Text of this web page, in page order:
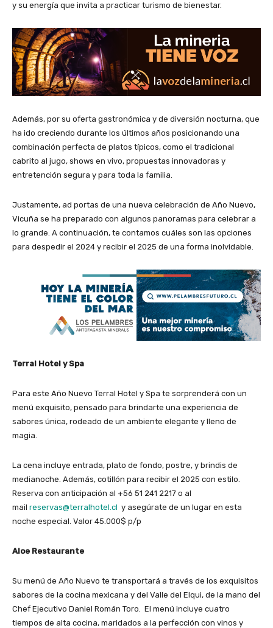
y su energía que invita a practicar turismo de bienestar.
Además, por su oferta gastronómica y de diversión nocturna, que
ha ido creciendo durante los últimos años posicionando una
combinación perfecta de platos típicos, como el tradicional
cabrito al jugo, shows en vivo, propuestas innovadoras y
entretención segura y para toda la familia.
Justamente, ad portas de una nueva celebración de Año Nuevo,
Vicuña se ha preparado con algunos panoramas para celebrar a
lo grande. A continuación, te contamos cuáles son las opciones
para despedir el 2024 y recibir el 2025 de una forma inolvidable.
Terral Hotel y Spa
Para este Año Nuevo Terral Hotel y Spa te sorprenderá con un
menú exquisito, pensado para brindarte una experiencia de
sabores única, rodeado de un ambiente elegante y lleno de
magia.
La cena incluye entrada, plato de fondo, postre, y brindis de
medianoche. Además, cotillón para recibir el 2025 con estilo.
Reserva con anticipación al +56 51 241 2217 o al
mail reservas@terralhotel.cl y asegúrate de un lugar en esta
noche especial. Valor 45.000$ p/p
Aloe Restaurante
Su menú de Año Nuevo te transportará a través de los exquisitos
sabores de la cocina mexicana y del Valle del Elqui, de la mano del
Chef Ejecutivo Daniel Román Toro. El menú incluye cuatro
tiempos de alta cocina, maridados a la perfección con vinos y